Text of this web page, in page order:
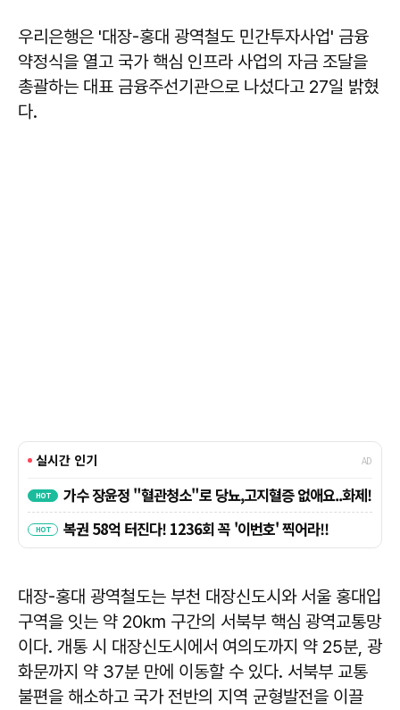
우리은행은 '대장-홍대 광역철도 민간투자사업' 금융
약정식을 열고 국가 핵심 인프라 사업의 자금 조달을
총괄하는 대표 금융주선기관으로 나섰다고 27일 밝혔
다.
대장-홍대 광역철도는 부천 대장신도시와 서울 홍대입
구역을 잇는 약 20km 구간의 서북부 핵심 광역교통망
이다. 개통 시 대장신도시에서 여의도까지 약 25분, 광
화문까지 약 37분 만에 이동할 수 있다. 서북부 교통
불편을 해소하고 국가 전반의 지역 균형발전을 이끌